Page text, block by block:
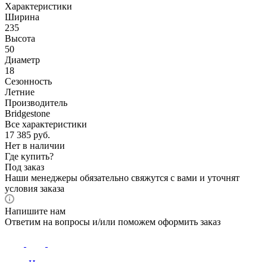
Характеристики
Ширина
235
Высота
50
Диаметр
18
Сезонность
Летние
Производитель
Bridgestone
Все характеристики
17 385 руб.
Нет в наличии
Где купить?
Под заказ
Наши менеджеры обязательно свяжутся с вами и уточнят
условия заказа
Напишите нам
Ответим на вопросы и/или поможем оформить заказ